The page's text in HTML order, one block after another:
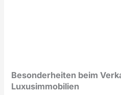
Besonderheiten beim
Luxusimmobilien